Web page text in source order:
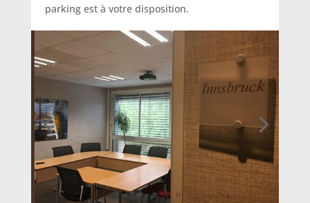
parking est à votre disposition.